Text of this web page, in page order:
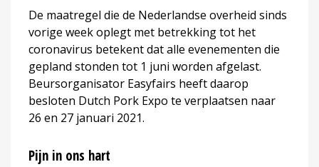
De maatregel die de Nederlandse overheid sinds
vorige week oplegt met betrekking tot het
coronavirus betekent dat alle evenementen die
gepland stonden tot 1 juni worden afgelast.
Beursorganisator Easyfairs heeft daarop
besloten Dutch Pork Expo te verplaatsen naar
26 en 27 januari 2021.
Pijn in ons hart